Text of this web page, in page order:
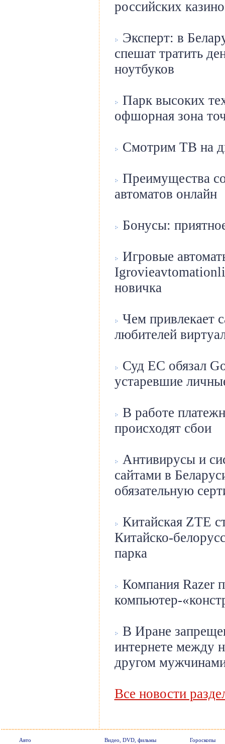
российских
Эксперт: в
спешат тратить
ноутбуков
Парк высоких
офшорная зона
Смотрим ТВ на
Преимущества
автоматов онлайн
Бонусы:
Игровые
новичка
Чем привлекает
любителей
Суд ЕС обязал
устаревшие
В работе
происходят сбои
Антивирусы и
сайтами в
обязательную
Китайская ZTE
Китайско-
парка
Компания Razer
компьютер-
В Иране
интернете между
другом
Все новости
Авто Видео, DVD, фильмы
Гороскопы